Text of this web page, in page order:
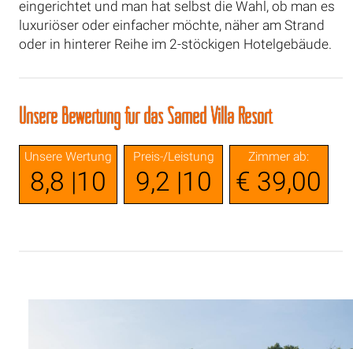
eingerichtet und man hat selbst die Wahl, ob man es
luxuriöser oder einfacher möchte, näher am Strand
oder in hinterer Reihe im 2-stöckigen Hotelgebäude.
Unsere Bewertung für das Samed Villa Resort
Unsere Wertung
8,8 |10
Preis-/Leistung
9,2 |10
Zimmer ab:
€ 39,00